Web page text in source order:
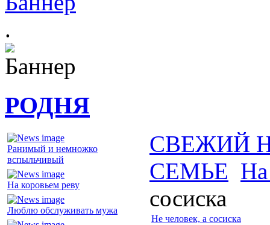
.
РОДНЯ
Ранимый и немножко
вспыльчивый
На коровьем реву
Люблю обслуживать мужа
СВЕЖИЙ
СЕМЬЕ На
сосиска
Не человек, а сосиска